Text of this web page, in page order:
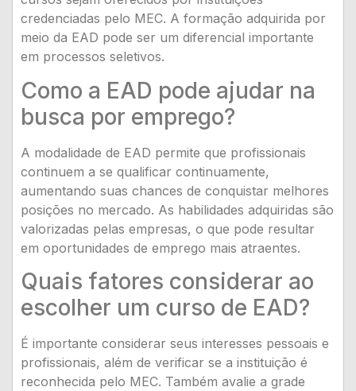
credenciadas pelo MEC. A formação adquirida por
meio da EAD pode ser um diferencial importante
em processos seletivos.
Como a EAD pode ajudar na
busca por emprego?
A modalidade de EAD permite que profissionais
continuem a se qualificar continuamente,
aumentando suas chances de conquistar melhores
posições no mercado. As habilidades adquiridas são
valorizadas pelas empresas, o que pode resultar
em oportunidades de emprego mais atraentes.
Quais fatores considerar ao
escolher um curso de EAD?
É importante considerar seus interesses pessoais e
profissionais, além de verificar se a instituição é
reconhecida pelo MEC. Também avalie a grade